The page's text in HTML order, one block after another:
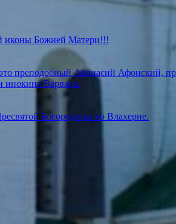
иконы Божией Матери!!!
преподобный Афанасий Афонский,
инокиня Варвара.
Богородицы во Влахерне.